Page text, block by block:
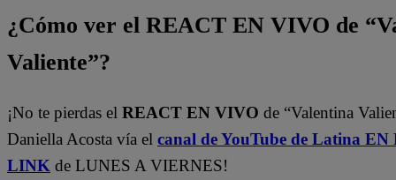
¿Cómo ver el REACT EN VIVO de
Valiente”?
¡No te pierdas el REACT EN VIVO de “Valentina
Daniella Acosta vía el canal de YouTube de Latina EN
LINK de LUNES A VIERNES!